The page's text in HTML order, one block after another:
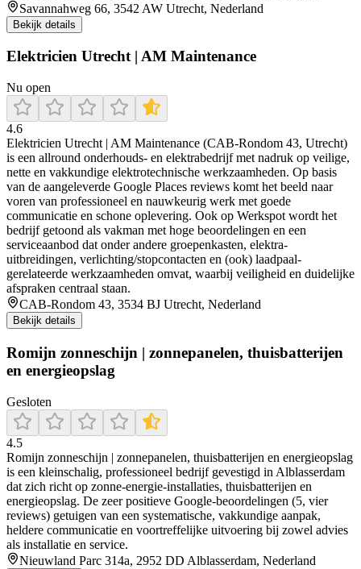
Savannahweg 66, 3542 AW Utrecht, Nederland
Bekijk details
Elektricien Utrecht | AM Maintenance
Nu open
4.6
Elektricien Utrecht | AM Maintenance (CAB-Rondom 43, Utrecht)
is een allround onderhouds- en elektrabedrijf met nadruk op veilige,
nette en vakkundige elektrotechnische werkzaamheden. Op basis
van de aangeleverde Google Places reviews komt het beeld naar
voren van professioneel en nauwkeurig werk met goede
communicatie en schone oplevering. Ook op Werkspot wordt het
bedrijf getoond als vakman met hoge beoordelingen en een
serviceaanbod dat onder andere groepenkasten, elektra-
uitbreidingen, verlichting/stopcontacten en (ook) laadpaal-
gerelateerde werkzaamheden omvat, waarbij veiligheid en duidelijke
afspraken centraal staan.
CAB-Rondom 43, 3534 BJ Utrecht, Nederland
Bekijk details
Romijn zonneschijn | zonnepanelen, thuisbatterijen
en energieopslag
Gesloten
4.5
Romijn zonneschijn | zonnepanelen, thuisbatterijen en energieopslag
is een kleinschalig, professioneel bedrijf gevestigd in Alblasserdam
dat zich richt op zonne-energie-installaties, thuisbatterijen en
energieopslag. De zeer positieve Google-beoordelingen (5, vier
reviews) getuigen van een systematische, vakkundige aanpak,
heldere communicatie en voortreffelijke uitvoering bij zowel advies
als installatie en service.
Nieuwland Parc 314a, 2952 DD Alblasserdam, Nederland